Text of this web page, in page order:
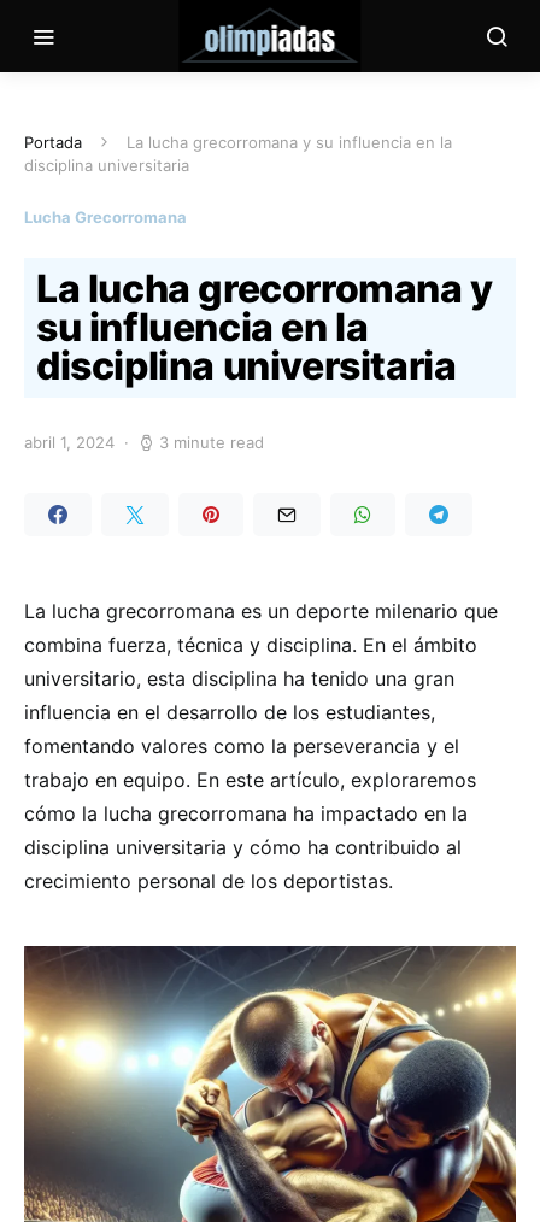
Portada
La lucha grecorromana y su influencia en la
disciplina universitaria
Lucha Grecorromana
La lucha grecorromana y
su influencia en la
disciplina universitaria
abril 1, 2024 3 minute read
La lucha grecorromana es un deporte milenario que
combina fuerza, técnica y disciplina. En el ámbito
universitario, esta disciplina ha tenido una gran
influencia en el desarrollo de los estudiantes,
fomentando valores como la perseverancia y el
trabajo en equipo. En este artículo, exploraremos
cómo la lucha grecorromana ha impactado en la
disciplina universitaria y cómo ha contribuido al
crecimiento personal de los deportistas.